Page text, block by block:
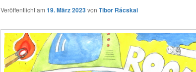
Veröffentlicht am 19. März 2023von Tibor Rácskai